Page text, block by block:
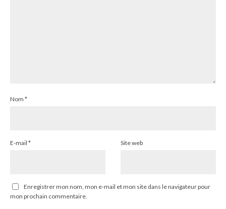
Nom *
E-mail * Site web
Enregistrer mon nom, mon e-mail et mon site dans le navigateur pour
mon prochain commentaire.